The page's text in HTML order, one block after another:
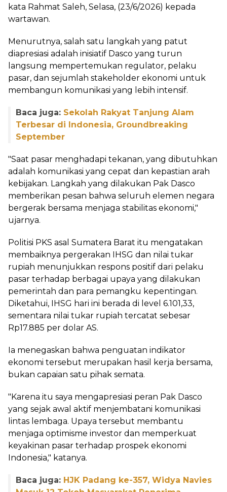
kata Rahmat Saleh, Selasa, (23/6/2026) kepada
wartawan.
Menurutnya, salah satu langkah yang patut
diapresiasi adalah inisiatif Dasco yang turun
langsung mempertemukan regulator, pelaku
pasar, dan sejumlah stakeholder ekonomi untuk
membangun komunikasi yang lebih intensif.
Baca juga: Sekolah Rakyat Tanjung Alam
Terbesar di Indonesia, Groundbreaking
September
"Saat pasar menghadapi tekanan, yang dibutuhkan
adalah komunikasi yang cepat dan kepastian arah
kebijakan. Langkah yang dilakukan Pak Dasco
memberikan pesan bahwa seluruh elemen negara
bergerak bersama menjaga stabilitas ekonomi,"
ujarnya.
Politisi PKS asal Sumatera Barat itu mengatakan
membaiknya pergerakan IHSG dan nilai tukar
rupiah menunjukkan respons positif dari pelaku
pasar terhadap berbagai upaya yang dilakukan
pemerintah dan para pemangku kepentingan.
Diketahui, IHSG hari ini berada di level 6.101,33,
sementara nilai tukar rupiah tercatat sebesar
Rp17.885 per dolar AS.
Ia menegaskan bahwa penguatan indikator
ekonomi tersebut merupakan hasil kerja bersama,
bukan capaian satu pihak semata.
"Karena itu saya mengapresiasi peran Pak Dasco
yang sejak awal aktif menjembatani komunikasi
lintas lembaga. Upaya tersebut membantu
menjaga optimisme investor dan memperkuat
keyakinan pasar terhadap prospek ekonomi
Indonesia," katanya.
Baca juga: HJK Padang ke-357, Widya Navies